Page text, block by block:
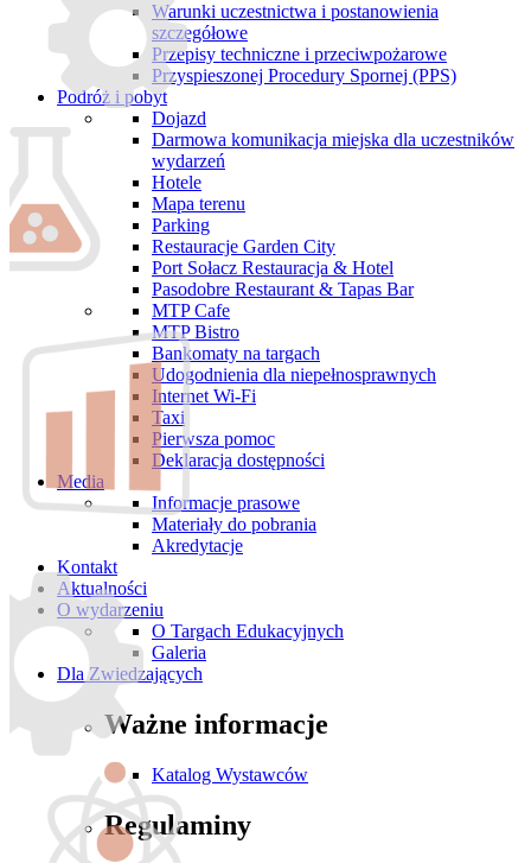
Warunki uczestnictwa i postanowienia
szczegółowe
Przepisy techniczne i przeciwpożarowe
Przyspieszonej Procedury Spornej (PPS)
Podróż i pobyt
Dojazd
Darmowa komunikacja miejska dla uczestników
wydarzeń
Hotele
Mapa terenu
Parking
Restauracje Garden City
Port Sołacz Restauracja & Hotel
Pasodobre Restaurant & Tapas Bar
MTP Cafe
MTP Bistro
Bankomaty na targach
Udogodnienia dla niepełnosprawnych
Internet Wi-Fi
Taxi
Pierwsza pomoc
Deklaracja dostępności
Media
Informacje prasowe
Materiały do pobrania
Akredytacje
Kontakt
Aktualności
O wydarzeniu
O Targach Edukacyjnych
Galeria
Dla Zwiedzających
Ważne informacje
Katalog Wystawców
Regulaminy